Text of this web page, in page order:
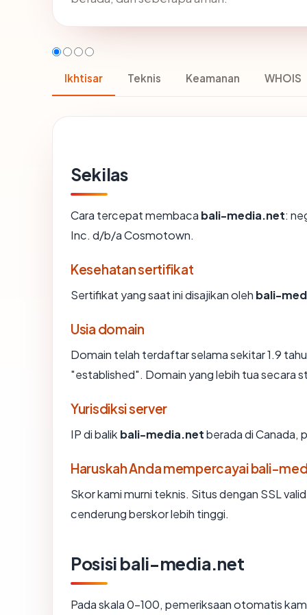
Ikhtisar Teknis Keamanan WHOIS
Sekilas
Cara tercepat membaca bali-media.net:
Inc. d/b/a Cosmotown.
Kesehatan sertifikat
Sertifikat yang saat ini disajikan oleh bali-
Usia domain
Domain telah terdaftar selama sekitar 1.9
"established". Domain yang lebih tua secara
Yurisdiksi server
IP di balik bali-media.netberada di Canada,
Haruskah Anda mempercayai bali-
Skor kami murni teknis. Situs dengan SSL
cenderung berskor lebih tinggi.
Posisi bali-media.net
Pada skala 0-100, pemeriksaan otomatis